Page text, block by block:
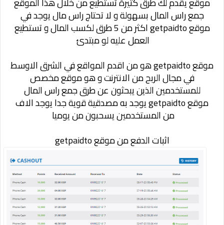
جمع راس المال بسهولة و لا تحتاج راس مال يوجد في
موقعgetpaidto اكثر من 5 طرق لكسب المال و تستطيع
العمل عليه لو مبتدئ
موقع
getpaidto هو من اقدم المواقع في الشرق الاوسط
في مجال الربح من الانترنت و هو موقع مخصص
للمستخدمين الذين يبحثون عن طرق جمع راس المال
موقعgetpaidtoيوجد به مصدقية قوية جدا يوجد الاف
من المستخدمين يسحبون من يوميا
اثبات الدفع من موقعgetpaidto